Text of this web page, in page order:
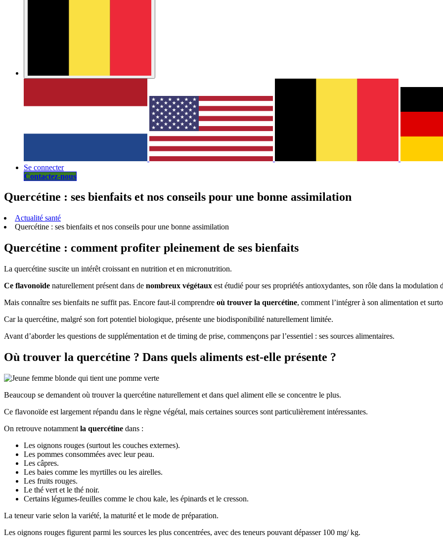
Se connecter
Contactez-nous
Quercétine : ses bienfaits et nos conseils pour une bonne assimilation
Actualité santé
Quercétine : ses bienfaits et nos conseils pour une bonne assimilation
Quercétine : comment profiter pleinement de ses bienfaits
La quercétine suscite un intérêt croissant en nutrition et en micronutrition.
Ce flavonoïde naturellement présent dans de nombreux végétaux est étudié pour ses propriétés antioxydantes, son rôle dans la
Mais connaître ses bienfaits ne suffit pas. Encore faut-il comprendre où trouver la quercétine, comment l’intégrer à son alimentation et
Car la quercétine, malgré son fort potentiel biologique, présente une biodisponibilité naturellement limitée.
Avant d’aborder les questions de supplémentation et de timing de prise, commençons par l’essentiel : ses sources alimentaires.
Où trouver la quercétine ? Dans quels aliments est-elle présente ?
Beaucoup se demandent où trouver la quercétine naturellement et dans quel aliment elle se concentre le plus.
Ce flavonoïde est largement répandu dans le règne végétal, mais certaines sources sont particulièrement intéressantes.
On retrouve notamment la quercétine dans :
Les oignons rouges (surtout les couches externes).
Les pommes consommées avec leur peau.
Les câpres.
Les baies comme les myrtilles ou les airelles.
Les fruits rouges.
Le thé vert et le thé noir.
Certains légumes-feuilles comme le chou kale, les épinards et le cresson.
La teneur varie selon la variété, la maturité et le mode de préparation.
Les oignons rouges figurent parmi les sources les plus concentrées, avec des teneurs pouvant dépasser 100 mg/ kg.